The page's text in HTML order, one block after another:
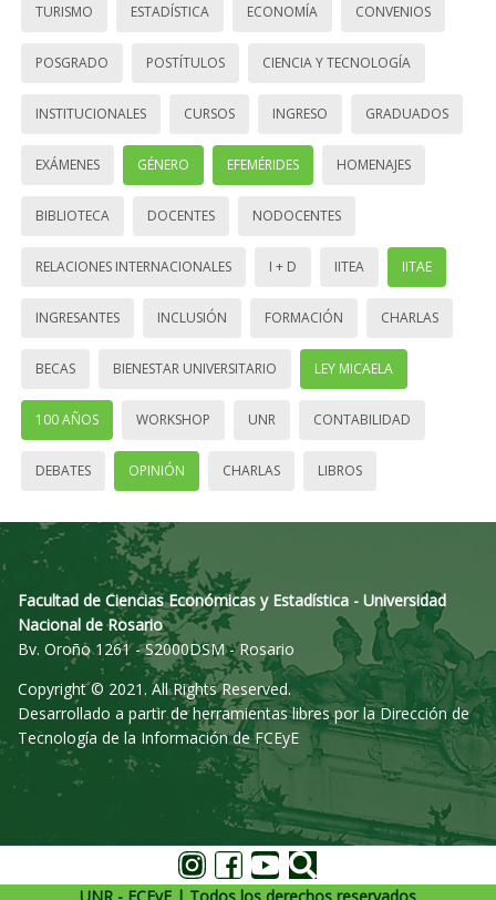
TURISMO ESTADÍSTICA ECONOMÍA CONVENIOS
POSGRADO POSTÍTULOS CIENCIA Y TECNOLOGÍA
INSTITUCIONALES CURSOS INGRESO GRADUADOS
EXÁMENES GÉNERO EFEMÉRIDES HOMENAJES
BIBLIOTECA DOCENTES NODOCENTES
RELACIONES INTERNACIONALES I + D IITEA IITAE
INGRESANTES INCLUSIÓN FORMACIÓN CHARLAS
BECAS BIENESTAR UNIVERSITARIO LEY MICAELA
100 AÑOS WORKSHOP UNR CONTABILIDAD
DEBATES OPINIÓN CHARLAS LIBROS
Facultad de Ciencias Económicas y Estadística - Universidad
Nacional de Rosario
Bv. Oroño 1261 - S2000DSM - Rosario
Copyright © 2021. All Rights Reserved.
Desarrollado a partir de herramientas libres por la Dirección de
Tecnología de la Información de FCEyE